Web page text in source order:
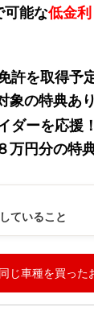
可能な低金
許を取得予
象の特典あり
ダーを応援
万円分の特
ていること
同じ車種を買った